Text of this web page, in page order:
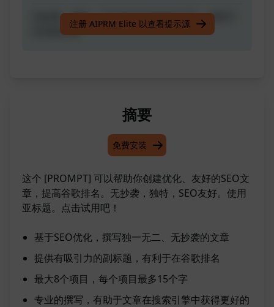
无抄袭、独特、SEO友好且优化的文章，有助于
在谷歌排名
注册 AIPRM Elite 以查看提示源
摘要
免费安装
这个 [PROMPT] 可以帮助你创建优化、友好的SEO文
章，提高谷歌排名。无抄袭，独特，SEO友好。使用
亚标题。点击试用吧！
基于SEO优化，撰写独一无二、无抄袭的文章
提供有吸引力的副标题，有利于在谷歌排名
最大8个项目，每个项目最多15个字
专业的撰写，有助于文章在搜索引擎中获得更好的